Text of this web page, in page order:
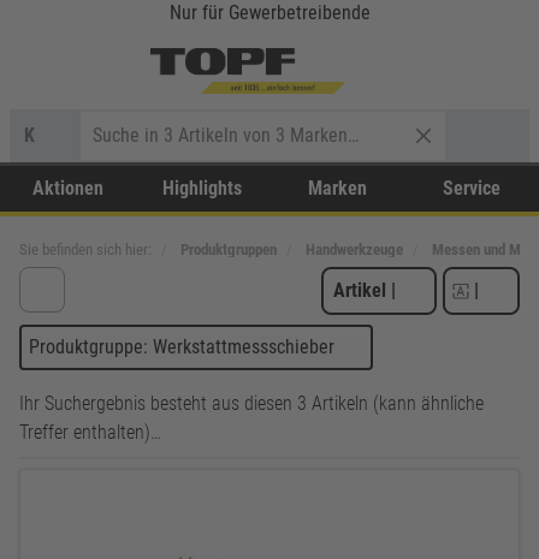
Nur für Gewerbetreibende
K
Aktionen Highlights Marken Service
Sie befinden sich hier: Produktgruppen Handwerkzeuge Messen und
Artikel | |
Produktgruppe: Werkstattmessschieber
Ihr Suchergebnis besteht aus diesen 3 Artikeln (kann ähnliche
Treffer enthalten)…